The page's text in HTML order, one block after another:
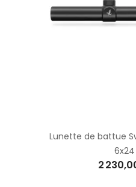
Lunette de battue
6x24
2